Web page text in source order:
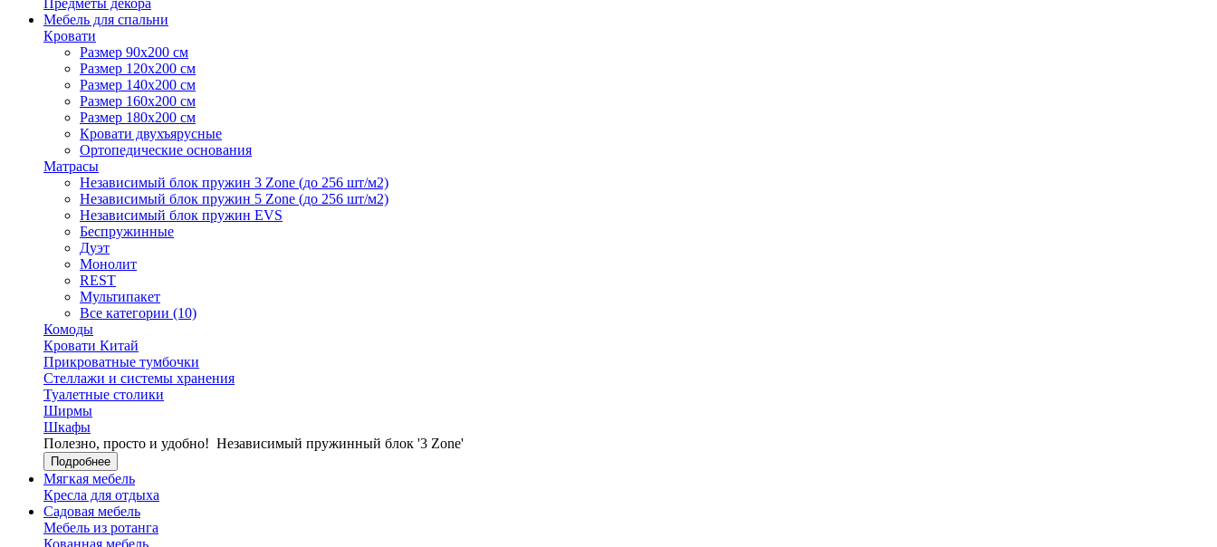
Предметы декора
Мебель для спальни
Кровати
Размер 90х200 см
Размер 120х200 см
Размер 140х200 см
Размер 160х200 см
Размер 180х200 см
Кровати двухъярусные
Ортопедические основания
Матрасы
Независимый блок пружин 3 Zone (до 256 шт/м2)
Независимый блок пружин 5 Zone (до 256 шт/м2)
Независимый блок пружин EVS
Беспружинные
Дуэт
Монолит
REST
Мультипакет
Все категории (10)
Комоды
Кровати Китай
Прикроватные тумбочки
Стеллажи и системы хранения
Туалетные столики
Ширмы
Шкафы
Полезно, просто и удобно! Независимый пружинный блок '3 Zone'
Подробнее
Мягкая мебель
Кресла для отдыха
Садовая мебель
Мебель из ротанга
Кованная мебель